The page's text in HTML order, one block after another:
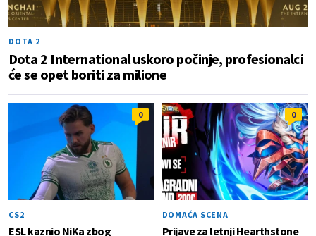
DOTA 2
Dota 2 International uskoro počinje, profesionalci
će se opet boriti za milione
0
CS2
ESL kaznio NiKa zbog
0
DOMAĆA SCENA
Prijave za letnji Hearthstone